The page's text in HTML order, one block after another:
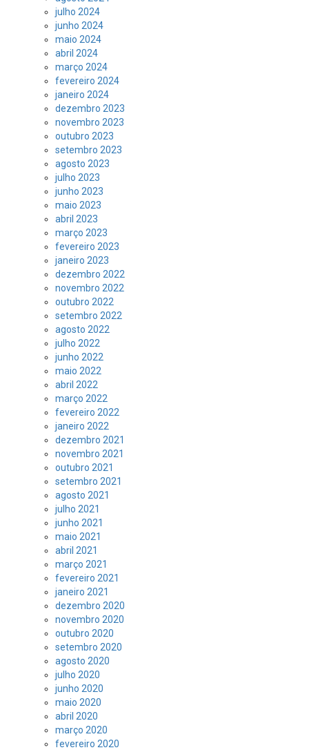
julho 2024
junho 2024
maio 2024
abril 2024
março 2024
fevereiro 2024
janeiro 2024
dezembro 2023
novembro 2023
outubro 2023
setembro 2023
agosto 2023
julho 2023
junho 2023
maio 2023
abril 2023
março 2023
fevereiro 2023
janeiro 2023
dezembro 2022
novembro 2022
outubro 2022
setembro 2022
agosto 2022
julho 2022
junho 2022
maio 2022
abril 2022
março 2022
fevereiro 2022
janeiro 2022
dezembro 2021
novembro 2021
outubro 2021
setembro 2021
agosto 2021
julho 2021
junho 2021
maio 2021
abril 2021
março 2021
fevereiro 2021
janeiro 2021
dezembro 2020
novembro 2020
outubro 2020
setembro 2020
agosto 2020
julho 2020
junho 2020
maio 2020
abril 2020
março 2020
fevereiro 2020